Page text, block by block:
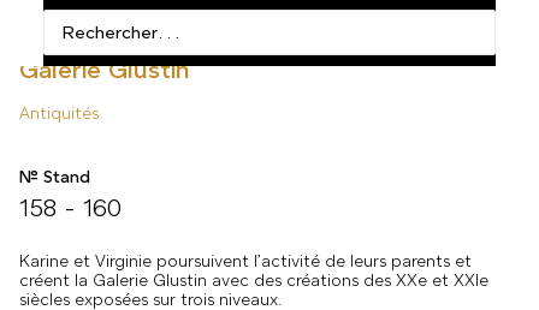
Galerie Glustin
Antiquités
N° Stand
158 - 160
Karine et Virginie poursuivent l’activité de leurs parents et
créent la Galerie Glustin avec des créations des XXe et XXIe
siècles exposées sur trois niveaux.